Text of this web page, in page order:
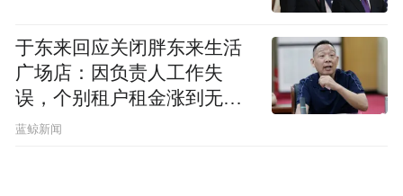
于东来回应关闭胖东来生活
广场店：因负责人工作失
误，个别租户租金涨到无法
想象
蓝鲸新闻